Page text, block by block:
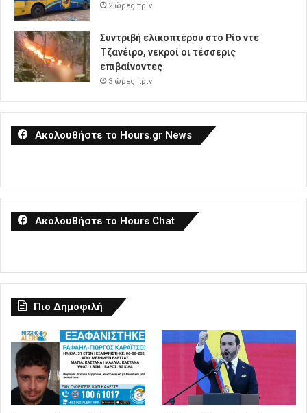
2 ώρες πρίν
Συντριβή ελικοπτέρου στο Ρίο ντε
Τζανέιρο, νεκροί οι τέσσερις
επιβαίνοντες
3 ώρες πρίν
Ακολουθήστε το Hours.gr News
Ακολουθήστε το Hours Chat
Πιο Δημοφιλή